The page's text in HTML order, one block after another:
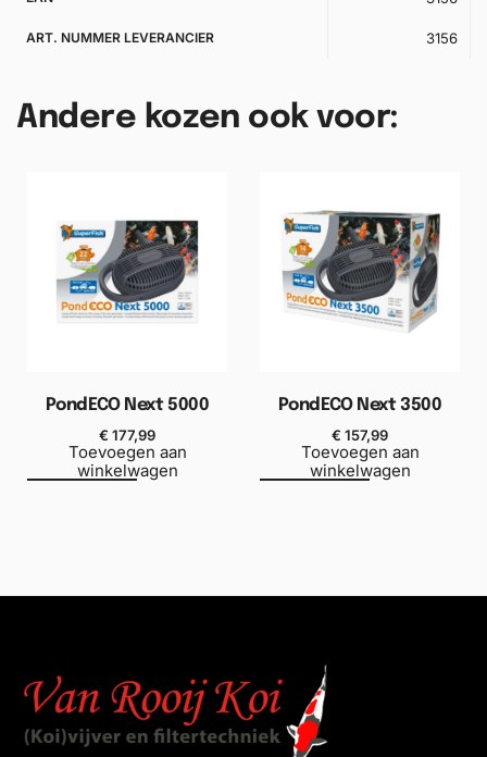
ART. NUMMER LEVERANCIER 3156
Andere kozen ook voor:
PondECO Next 5000
€ 177,99
Toevoegen aan
winkelwagen
PondECO Next 3500
€ 157,99
Toevoegen aan
winkelwagen